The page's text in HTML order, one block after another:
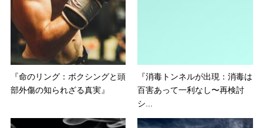
『命のリング：ボクシングと頭
部外傷の知られざる真実』
『消毒トンネルが出現：消毒は
百害あって一利なし〜再検討
シ...